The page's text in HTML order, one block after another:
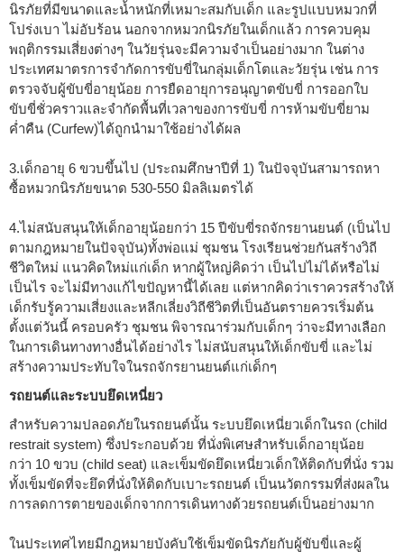
นิรภัยที่มีขนาดและน้ำหนักที่เหมาะสมกับเด็ก และรูปแบบหมวกที่
โปร่งเบา ไม่อับร้อน นอกจากหมวกนิรภัยในเด็กแล้ว การควบคุม
พฤติกรรมเสี่ยงต่างๆ ในวัยรุ่นจะมีความจำเป็นอย่างมาก ในต่าง
ประเทศมาตรการจำกัดการขับขี่ในกลุ่มเด็กโตและวัยรุ่น เช่น การ
ตรวจจับผู้ขับขี่อายุน้อย การยืดอายุการอนุญาตขับขี่ การออกใบ
ขับขี่ชั่วคราวและจำกัดพื้นที่เวลาของการขับขี่ การห้ามขับขี่ยาม
ค่ำคืน (Curfew)ได้ถูกนำมาใช้อย่างได้ผล
3.เด็กอายุ 6 ขวบขึ้นไป (ประถมศึกษาปีที่ 1) ในปัจจุบันสามารถหา
ซื้อหมวกนิรภัยขนาด 530-550 มิลลิเมตรได้
4.ไม่สนับสนุนให้เด็กอายุน้อยกว่า 15 ปีขับขี่รถจักรยานยนต์ (เป็นไป
ตามกฎหมายในปัจจุบัน)ทั้งพ่อแม่ ชุมชน โรงเรียนช่วยกันสร้างวิถี
ชีวิตใหม่ แนวคิดใหม่แก่เด็ก หากผู้ใหญ่คิดว่า เป็นไปไม่ได้หรือไม่
เป็นไร จะไม่มีทางแก้ไขปัญหานี้ได้เลย แต่หากคิดว่าเราควรสร้างให้
เด็กรับรู้ความเสี่ยงและหลีกเลี่ยงวิถีชีวิตที่เป็นอันตรายควรเริ่มต้น
ตั้งแต่วันนี้ ครอบครัว ชุมชน พิจารณาร่วมกับเด็กๆ ว่าจะมีทางเลือก
ในการเดินทางทางอื่นได้อย่างไร ไม่สนับสนุนให้เด็กขับขี่ และไม่
สร้างความประทับใจในรถจักรยานยนต์แก่เด็กๆ
รถยนต์และระบบยึดเหนี่ยว
สำหรับความปลอดภัยในรถยนต์นั้น ระบบยึดเหนี่ยวเด็กในรถ (child
restrait system) ซึ่งประกอบด้วย ที่นั่งพิเศษสำหรับเด็กอายุน้อย
กว่า 10 ขวบ (child seat) และเข็มขัดยึดเหนี่ยวเด็กให้ติดกับที่นั่ง รวม
ทั้งเข็มขัดที่จะยึดที่นั่งให้ติดกับเบาะรถยนต์ เป็นนวัตกรรมที่ส่งผลใน
การลดการตายของเด็กจากการเดินทางด้วยรถยนต์เป็นอย่างมาก
ในประเทศไทยมีกฎหมายบังคับใช้เข็มขัดนิรภัยกับผู้ขับขี่และผู้